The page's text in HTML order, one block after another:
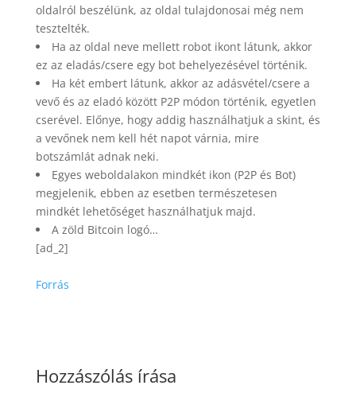
oldalról beszélünk, az oldal tulajdonosai még nem
tesztelték.
Ha az oldal neve mellett robot ikont látunk, akkor
ez az eladás/csere egy bot behelyezésével történik.
Ha két embert látunk, akkor az adásvétel/csere a
vevő és az eladó között P2P módon történik, egyetlen
cserével. Előnye, hogy addig használhatjuk a skint, és
a vevőnek nem kell hét napot várnia, mire
botszámlát adnak neki.
Egyes weboldalakon mindkét ikon (P2P és Bot)
megjelenik, ebben az esetben természetesen
mindkét lehetőséget használhatjuk majd.
A zöld Bitcoin logó…
[ad_2]
Forrás
Hozzászólás írása